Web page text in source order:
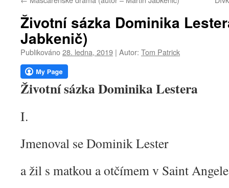
webu
Životní sázka Dominika
Jabkenič)
Publikováno28. ledna, 2019 | Autor: Tom Patrick
Životní sázka Dominika Lestera
I.
Jmenoval se Dominik Lester
a žil s matkou a otčímem v Saint